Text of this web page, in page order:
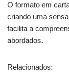
O formato em
criando uma
facilita a
abordados.
Relacionados: